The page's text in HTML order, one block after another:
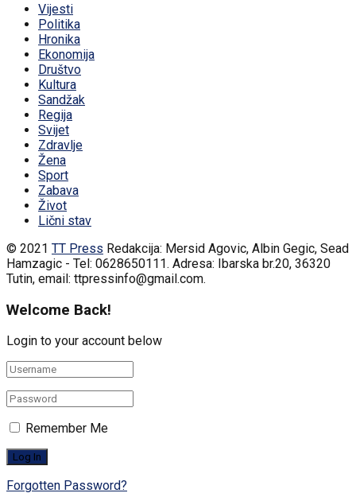
Vijesti
Politika
Hronika
Ekonomija
Društvo
Kultura
Sandžak
Regija
Svijet
Zdravlje
Žena
Sport
Zabava
Život
Lični stav
© 2021 TT Press Redakcija: Mersid Agovic, Albin Gegic, Sead
Hamzagic - Tel: 0628650111. Adresa: Ibarska br.20, 36320
Tutin, email: ttpressinfo@gmail.com.
Welcome Back!
Login to your account below
Remember Me
Forgotten Password?